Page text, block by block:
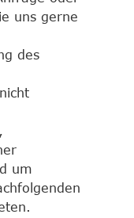
uns gerne
des
um